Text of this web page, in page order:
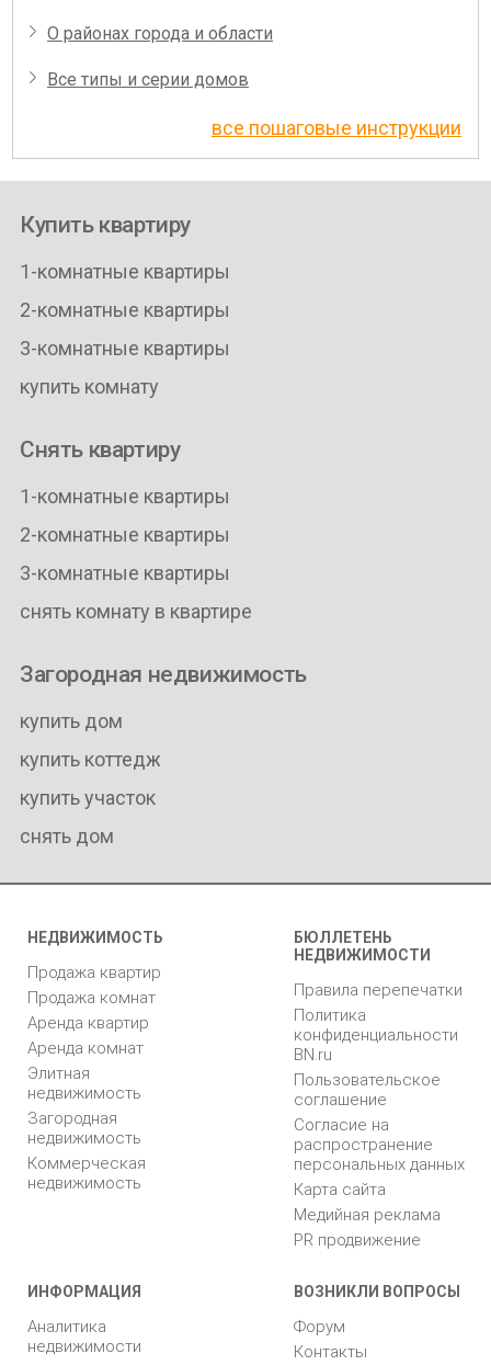
О районах города и области
Все типы и серии домов
все пошаговые инструкции
Купить квартиру
1-комнатные квартиры
2-комнатные квартиры
3-комнатные квартиры
купить комнату
Снять квартиру
1-комнатные квартиры
2-комнатные квартиры
3-комнатные квартиры
снять комнату в квартире
Загородная недвижимость
купить дом
купить коттедж
купить участок
снять дом
НЕДВИЖИМОСТЬ
Продажа квартир
Продажа комнат
Аренда квартир
Аренда комнат
Элитная
недвижимость
Загородная
недвижимость
Коммерческая
недвижимость
БЮЛЛЕТЕНЬ
НЕДВИЖИМОСТИ
Правила перепечатки
Политика
конфиденциальности
BN.ru
Пользовательское
соглашение
Согласие на
распространение
персональных данных
Карта сайта
Медийная реклама
PR продвижение
ИНФОРМАЦИЯ
Аналитика
недвижимости
ВОЗНИКЛИ ВОПРОСЫ
Форум
Контакты